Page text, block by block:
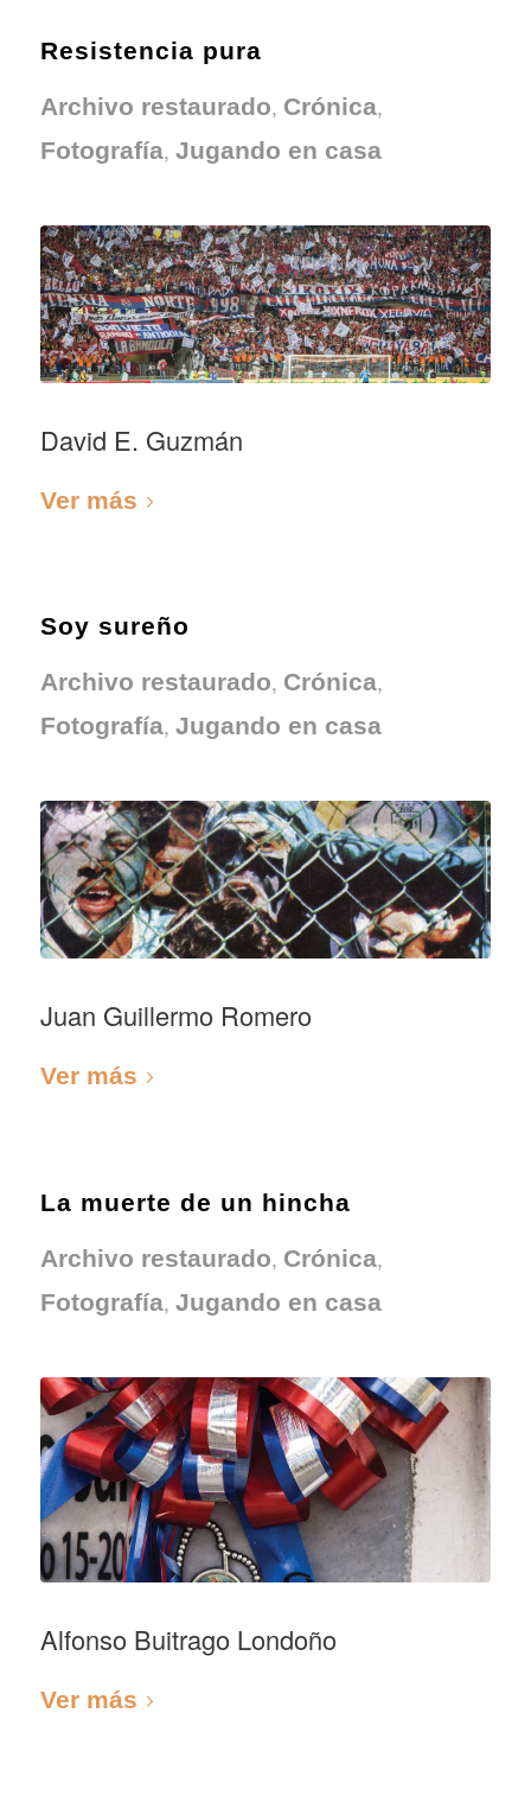
Resistencia pura
Archivo restaurado, Crónica,
Fotografía, Jugando en casa
David E. Guzmán
Ver más
Soy sureño
Archivo restaurado, Crónica,
Fotografía, Jugando en casa
Juan Guillermo Romero
Ver más
La muerte de un hincha
Archivo restaurado, Crónica,
Fotografía, Jugando en casa
Alfonso Buitrago Londoño
Ver más